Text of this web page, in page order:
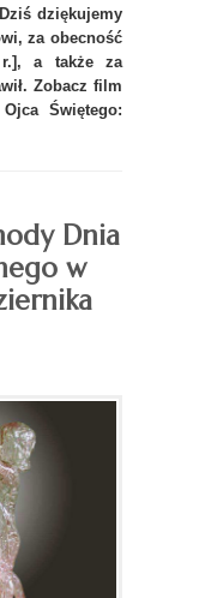
dziękujemy
za obecność
a także za
Zobacz film
Świętego:
Dnia
w